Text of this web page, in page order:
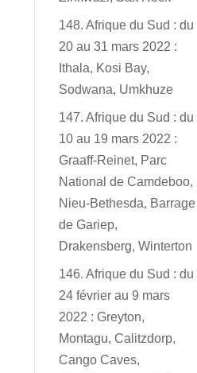
148. Afrique du Sud : du
20 au 31 mars 2022 :
Ithala, Kosi Bay,
Sodwana, Umkhuze
147. Afrique du Sud : du
10 au 19 mars 2022 :
Graaff-Reinet, Parc
National de Camdeboo,
Nieu-Bethesda, Barrage
de Gariep,
Drakensberg, Winterton
146. Afrique du Sud : du
24 février au 9 mars
2022 : Greyton,
Montagu, Calitzdorp,
Cango Caves,